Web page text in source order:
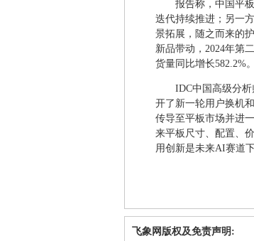
报告称，中国平
迭代持续推进；另一
景拓展，随之而来的
新品带动，2024年第
货量同比增长582.2%。
IDC中国高级分
开了新一轮用户换机
传导至平板市场并进
来平板尺寸、配置、
用创新是未来AI赛道
飞象网版权及免责声明: